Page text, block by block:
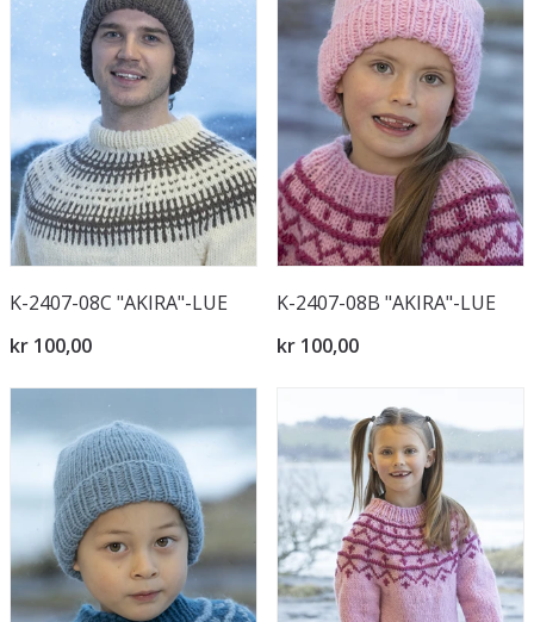
K-2407-08C "AKIRA"-LUE
kr 100,00
K-2407-08B "AKIRA"-LUE
kr 100,00